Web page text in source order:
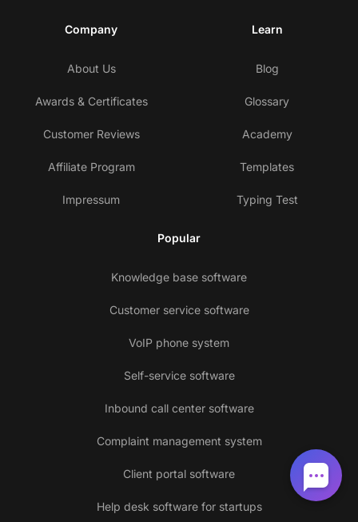
Company
About Us
Awards & Certificates
Customer Reviews
Affiliate Program
Impressum
Learn
Blog
Glossary
Academy
Templates
Typing Test
Popular
Knowledge base software
Customer service software
VoIP phone system
Self-service software
Inbound call center software
Complaint management system
Client portal software
Help desk software for startups